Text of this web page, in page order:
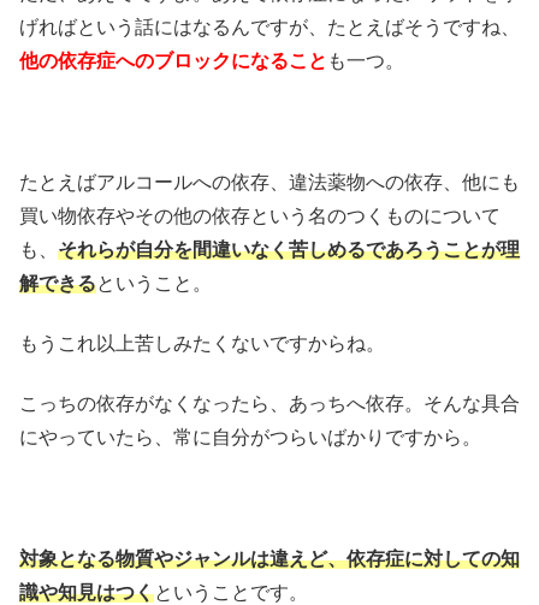
げればという話にはなるんですが、たとえばそうですね、
他の依存症へのブロックになること も一つ。
たとえばアルコールへの依存、違法薬物への依存、他にも
買い物依存やその他の依存という名のつくものについて
も、 それらが自分を間違いなく苦しめるであろうことが理
解できるということ。
もうこれ以上苦しみたくないですからね。
こっちの依存がなくなったら、あっちへ依存。そんな具合
にやっていたら、常に自分がつらいばかりですから。
対象となる物質やジャンルは違えど、依存症に対しての知
識や知見はつくということです。